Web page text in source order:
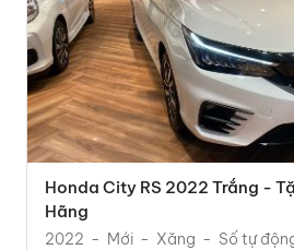
Honda City RS 2022 Trắng -
Hãng
2022 Mới Xăng Số tự